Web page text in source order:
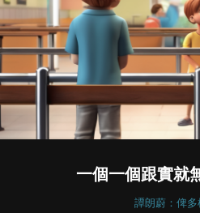
一個一個跟實就
譚朗蔚：俾多